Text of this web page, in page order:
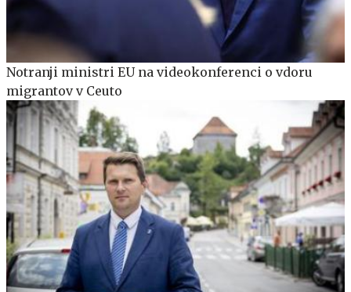
Notranji ministri EU na videokonferenci o vdoru
migrantov v Ceuto